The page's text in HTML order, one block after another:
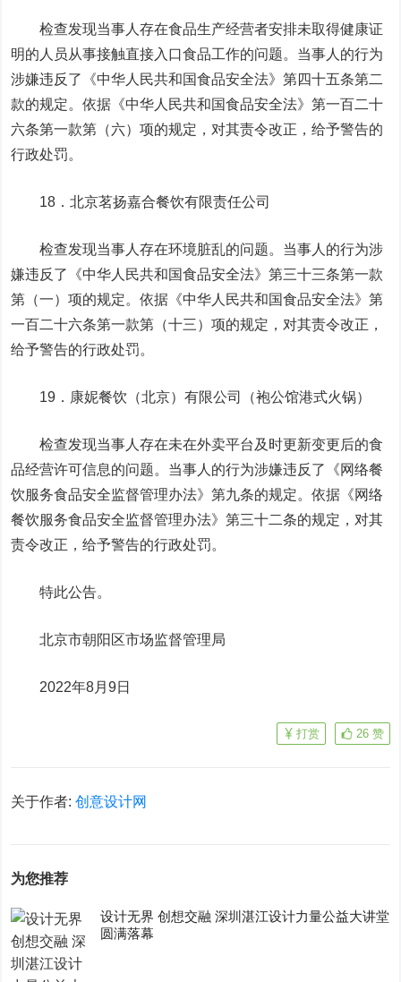
检查发现当事人存在食品生产经营者安排未取得健康证
明的人员从事接触直接入口食品工作的问题。当事人的行为
涉嫌违反了《中华人民共和国食品安全法》第四十五条第二
款的规定。依据《中华人民共和国食品安全法》第一百二十
六条第一款第（六）项的规定，对其责令改正，给予警告的
行政处罚。
18．北京茗扬嘉合餐饮有限责任公司
检查发现当事人存在环境脏乱的问题。当事人的行为涉
嫌违反了《中华人民共和国食品安全法》第三十三条第一款
第（一）项的规定。依据《中华人民共和国食品安全法》第
一百二十六条第一款第（十三）项的规定，对其责令改正，
给予警告的行政处罚。
19．康妮餐饮（北京）有限公司（袍公馆港式火锅）
检查发现当事人存在未在外卖平台及时更新变更后的食
品经营许可信息的问题。当事人的行为涉嫌违反了《网络餐
饮服务食品安全监督管理办法》第九条的规定。依据《网络
餐饮服务食品安全监督管理办法》第三十二条的规定，对其
责令改正，给予警告的行政处罚。
特此公告。
北京市朝阳区市场监督管理局
2022年8月9日
26 赞
打赏
关于作者:创意设计网
为您推荐
设计无界 创想交融 深圳湛江设计力量公益大讲堂
圆满落幕